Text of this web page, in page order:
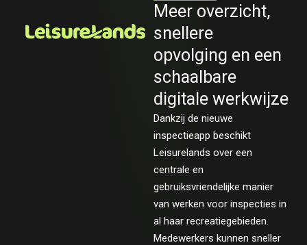
Meer overzicht,
snellere
opvolging en een
schaalbare
digitale werkwijze
Dankzij de nieuwe
inspectieapp beschikt
Leisurelands over een
centrale en
gebruiksvriendelijke manier
van werken voor inspecties in
al haar recreatiegebieden.
Medewerkers kunnen sneller